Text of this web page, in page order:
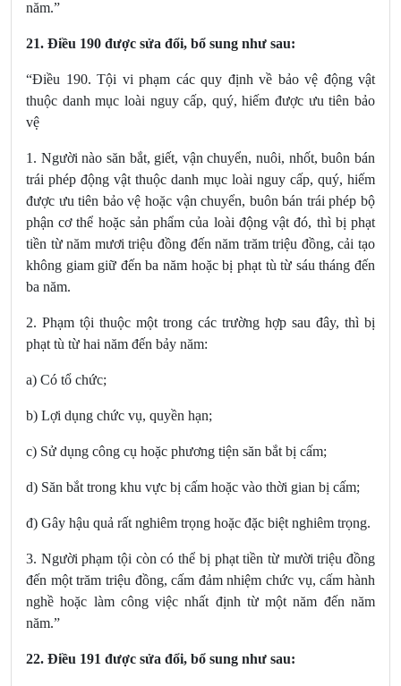
năm.”
21. Điều 190 được sửa đổi, bổ sung như sau:
“Điều 190. Tội vi phạm các quy định về bảo vệ động vật
thuộc danh mục loài nguy cấp, quý, hiếm được ưu tiên bảo
vệ
1. Người nào săn bắt, giết, vận chuyển, nuôi, nhốt, buôn bán
trái phép động vật thuộc danh mục loài nguy cấp, quý, hiếm
được ưu tiên bảo vệ hoặc vận chuyển, buôn bán trái phép bộ
phận cơ thể hoặc sản phẩm của loài động vật đó, thì bị phạt
tiền từ năm mươi triệu đồng đến năm trăm triệu đồng, cải tạo
không giam giữ đến ba năm hoặc bị phạt tù từ sáu tháng đến
ba năm.
2. Phạm tội thuộc một trong các trường hợp sau đây, thì bị
phạt tù từ hai năm đến bảy năm:
a) Có tổ chức;
b) Lợi dụng chức vụ, quyền hạn;
c) Sử dụng công cụ hoặc phương tiện săn bắt bị cấm;
d) Săn bắt trong khu vực bị cấm hoặc vào thời gian bị cấm;
đ) Gây hậu quả rất nghiêm trọng hoặc đặc biệt nghiêm trọng.
3. Người phạm tội còn có thể bị phạt tiền từ mười triệu đồng
đến một trăm triệu đồng, cấm đảm nhiệm chức vụ, cấm hành
nghề hoặc làm công việc nhất định từ một năm đến năm
năm.”
22. Điều 191 được sửa đổi, bổ sung như sau: